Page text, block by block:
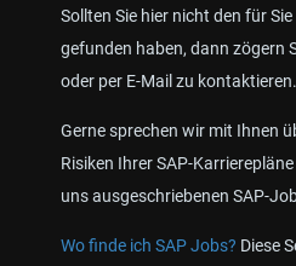
Sollten Sie hier nicht den für
gefunden haben, dann zögern
oder per E-Mail zu kontaktieren.
Gerne sprechen wir mit Ihnen
Risiken Ihrer SAP-
uns ausgeschriebenen SAP-
Wo finde ich SAP Jobs? Diese